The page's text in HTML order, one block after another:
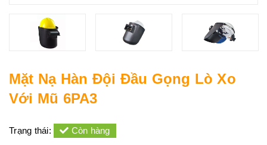
Mặt Nạ Hàn Đội Đầu Gọng Lò Xo
Với Mũ 6PA3
Trạng thái: Còn hàng